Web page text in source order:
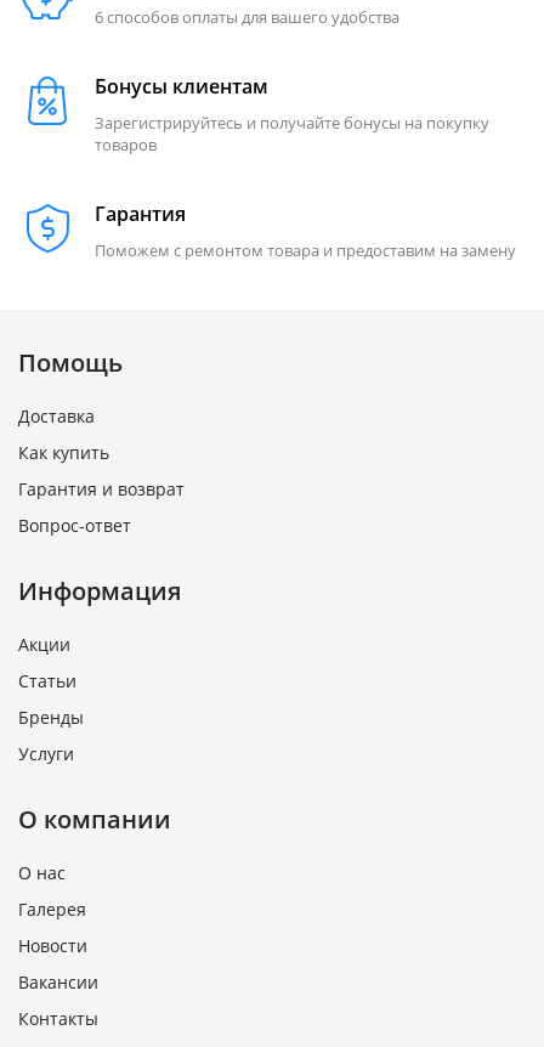
6 способов оплаты для вашего удобства
Бонусы клиентам
Зарегистрируйтесь и получайте бонусы на покупку
товаров
Гарантия
Поможем с ремонтом товара и предоставим на замену
Помощь
Доставка
Как купить
Гарантия и возврат
Вопрос-ответ
Информация
Акции
Статьи
Бренды
Услуги
О компании
О нас
Галерея
Новости
Вакансии
Контакты